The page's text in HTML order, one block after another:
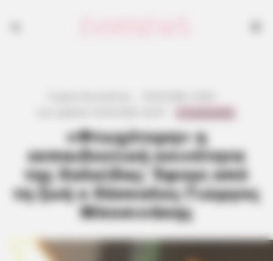
«Φτωχότερη» η
εκπαιδευτική κοινότητα
της Χαλκίδας: Έφυγε από
τη ζωή ο δάσκαλος Γιώργος
Μποσινάκης